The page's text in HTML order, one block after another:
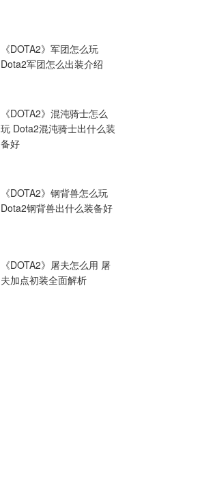
《DOTA2》军团怎么玩
Dota2军团怎么出装介绍
《DOTA2》混沌骑士怎么
玩 Dota2混沌骑士出什么装
备好
《DOTA2》钢背兽怎么玩
Dota2钢背兽出什么装备好
《DOTA2》屠夫怎么用 屠
夫加点初装全面解析